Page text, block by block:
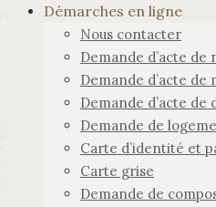
Démarches en ligne
Nous contacter
Demande d’acte de
Demande d’acte de
Demande d’acte de
Demande de
Carte d’identité et
Carte grise
Demande de